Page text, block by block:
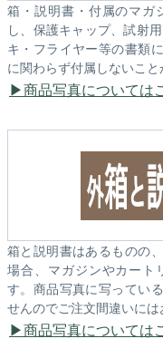
箱・説明書・付属のマガ
し、保護キャップ、試射
キ・フライヤー等の書類
に関わらず付属しないこと
商品写真については
箱と説明書はあるものの
場合、マガジンやカート
す。商品写真に写ってい
せんのでご注文間違いには
商品写真については